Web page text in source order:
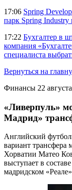
17:06 Spring
парк Spring
17:22 Бухгалтер в
компания
специалиста
Вернуться на
Финансы 22
«Ливерпуль»
Мадрид»
Английский
вариант трансфера
Хорватии Матео
выступает в
мадридском